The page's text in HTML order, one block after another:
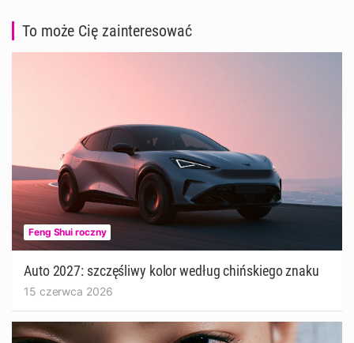
To może Cię zainteresować
Feng Shui roczny
Auto 2027: szczęśliwy kolor według chińskiego znaku
15 czerwca 2026